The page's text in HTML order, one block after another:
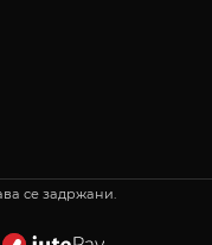
се задржани.